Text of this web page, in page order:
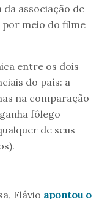
associação de
por meio do filme
entre os dois
do país: a
na comparação
fôlego
de seus
Flávio apontou o